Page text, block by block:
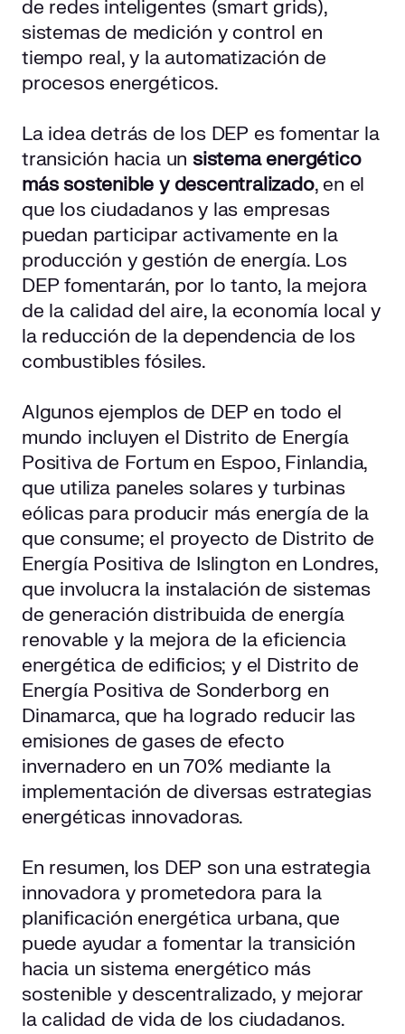
de redes inteligentes (smart grids),
sistemas de medición y control en
tiempo real, y la automatización de
procesos energéticos.
La idea detrás de los DEP es fomentar la
transición hacia unsistema energético
más sostenible y descentralizado, en el
que los ciudadanos y las empresas
puedan participar activamente en la
producción y gestión de energía. Los
DEP fomentarán, por lo tanto, la mejora
de la calidad del aire, la economía local y
la reducción de la dependencia de los
combustibles fósiles.
Algunos ejemplos de DEP en todo el
mundo incluyen el Distrito de Energía
Positiva de Fortum en Espoo, Finlandia,
que utiliza paneles solares y turbinas
eólicas para producir más energía de la
que consume; el proyecto de Distrito de
Energía Positiva de Islington en Londres,
que involucra la instalación de sistemas
de generación distribuida de energía
renovable y la mejora de la eficiencia
energética de edificios; y el Distrito de
Energía Positiva de Sonderborg en
Dinamarca, que ha logrado reducir las
emisiones de gases de efecto
invernadero en un 70% mediante la
implementación de diversas estrategias
energéticas innovadoras.
En resumen, los DEP son una estrategia
innovadora y prometedora para la
planificación energética urbana, que
puede ayudar a fomentar la transición
hacia un sistema energético más
sostenible y descentralizado, y mejorar
la calidad de vida de los ciudadanos.